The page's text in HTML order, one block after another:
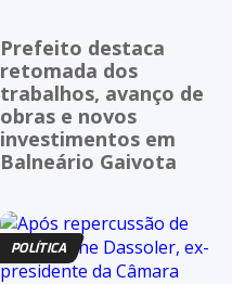
Prefeito destaca
retomada dos
trabalhos, avanço de
obras e novos
investimentos em
Balneário Gaivota
POLÍTICA